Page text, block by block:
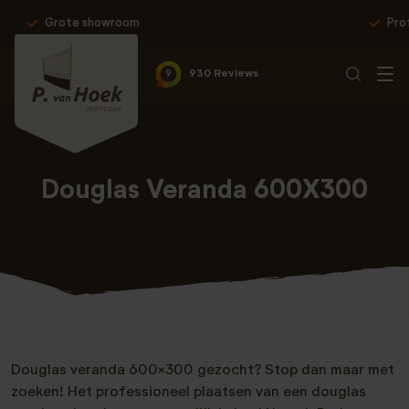
Professionele montage & 10 jaar garantie
9 930 Reviews
Douglas Veranda 600X300
Douglas veranda 600×300 gezocht? Stop dan maar met
zoeken! Het professioneel plaatsen van een douglas